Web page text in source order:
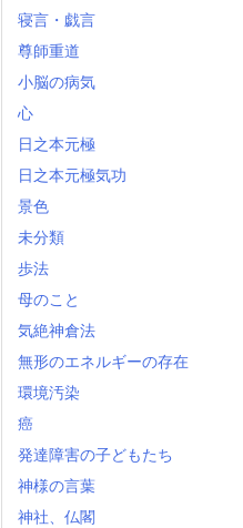
寝言・戯言
尊師重道
小脳の病気
心
日之本元極
日之本元極気功
景色
未分類
歩法
母のこと
気絶神倉法
無形のエネルギーの存在
環境汚染
癌
発達障害の子どもたち
神様の言葉
神社、仏閣